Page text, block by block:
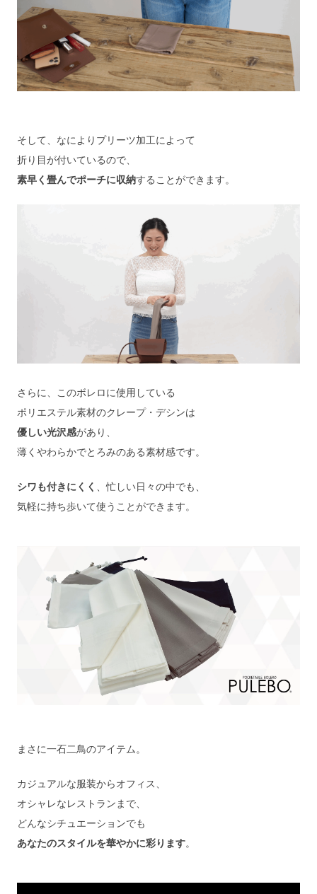
そして、なによりプリーツ加工によって
折り目が付いているので、
素早く畳んでポーチに収納することができます。
さらに、このボレロに使用している
ポリエステル素材のクレープ・デシンは
優しい光沢感があり、
薄くやわらかでとろみのある素材感です。
シワも付きにくく
、忙しい日々の中でも、
気軽に持ち歩いて使うことができます。
まさに一石二鳥のアイテム。
カジュアルな服装からオフィス、
オシャレなレストランまで、
どんなシチュエーションでも
あなたのスタイルを華やかに彩ります。